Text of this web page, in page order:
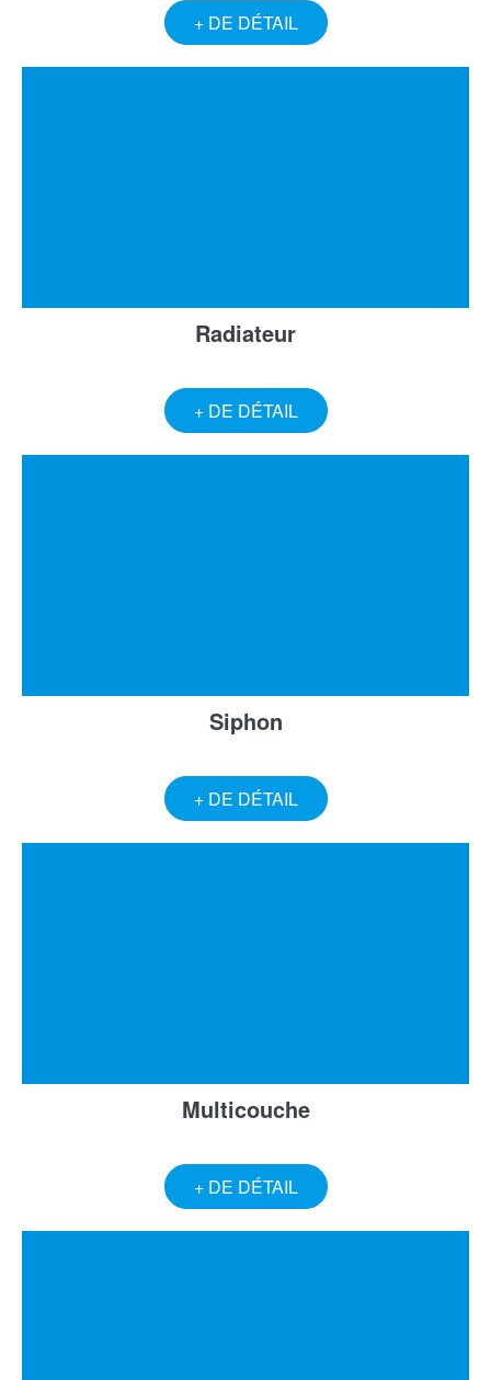
+ DE DÉTAIL
Radiateur
+ DE DÉTAIL
Siphon
+ DE DÉTAIL
Multicouche
+ DE DÉTAIL